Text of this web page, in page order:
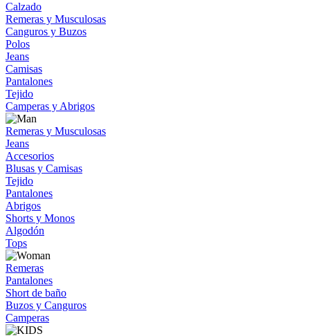
Calzado
Remeras y Musculosas
Canguros y Buzos
Polos
Jeans
Camisas
Pantalones
Tejido
Camperas y Abrigos
Remeras y Musculosas
Jeans
Accesorios
Blusas y Camisas
Tejido
Pantalones
Abrigos
Shorts y Monos
Algodón
Tops
Remeras
Pantalones
Short de baño
Buzos y Canguros
Camperas